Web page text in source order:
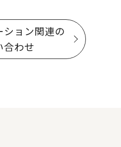
ション関連の
合わせ